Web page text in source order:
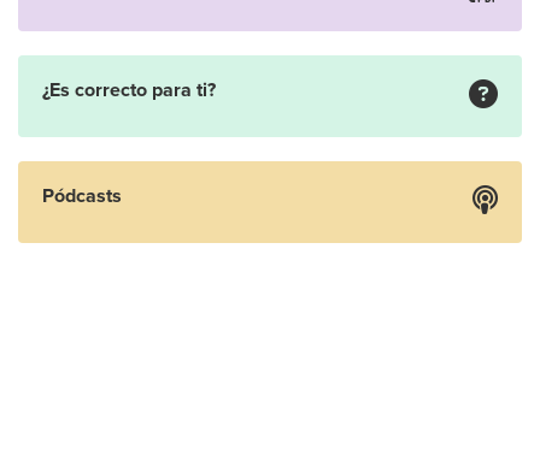
¿Es correcto para ti?
Pódcasts